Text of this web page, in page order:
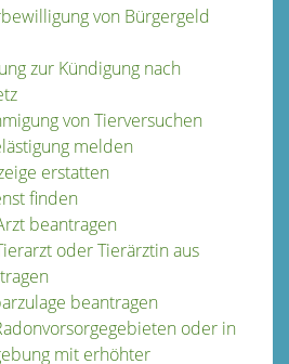
von Bürgergeld
zur Kündigung nach
von Tierversuchen
melden
erstatten
finden
beantragen
oder Tierärztin aus
beantragen
oder in
mit erhöhter